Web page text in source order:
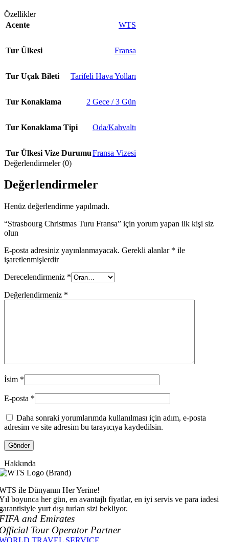
Özellikler
Acente
WTS
Tur Ülkesi Fransa
Tur Uçak Bileti Tarifeli Hava Yolları
Tur Konaklama 2 Gece / 3 Gün
Tur Konaklama Tipi Oda/Kahvaltı
Tur Ülkesi Vize DurumuFransa Vizesi
Değerlendirmeler (0)
Değerlendirmeler
Henüz değerlendirme yapılmadı.
“Strasbourg Christmas Turu Fransa” için yorum yapan ilk kişi siz
olun
E-posta adresiniz yayınlanmayacak. Gerekli alanlar * ile
işaretlenmişlerdir
Derecelendirmeniz *
Değerlendirmeniz *
İsim *
E-posta *
Daha sonraki yorumlarımda kullanılması için adım, e-posta
adresim ve site adresim bu tarayıcıya kaydedilsin.
Hakkında
ile Dünyanın Her Yerine!
boyunca her gün, en avantajlı fiyatlar, en iyi servis ve para iadesi
yurt dışı turları sizi bekliyor.
and Emirates
Tour Operator Partner